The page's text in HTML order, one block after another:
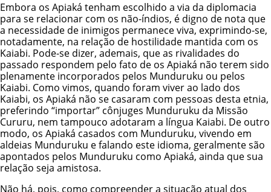
Embora os Apiaká tenham escolhido a via da diplomacia
para se relacionar com os não-índios, é digno de nota que
a necessidade de inimigos permanece viva, exprimindo-se,
notadamente, na relação de hostilidade mantida com os
Kaiabi. Pode-se dizer, ademais, que as rivalidades do
passado respondem pelo fato de os Apiaká não terem sido
plenamente incorporados pelos Munduruku ou pelos
Kaiabi. Como vimos, quando foram viver ao lado dos
Kaiabi, os Apiaká não se casaram com pessoas desta etnia,
preferindo “importar” cônjuges Munduruku da Missão
Cururu, nem tampouco adotaram a língua Kaiabi. De outro
modo, os Apiaká casados com Munduruku, vivendo em
aldeias Munduruku e falando este idioma, geralmente são
apontados pelos Munduruku como Apiaká, ainda que sua
relação seja amistosa.
Não há, pois, como compreender a situação atual dos